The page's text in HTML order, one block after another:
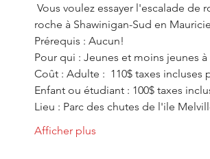
Vous voulez essayer l'escalade de
roche à Shawinigan-Sud en
Prérequis : Aucun!
Pour qui : Jeunes et moins jeunes à
Coût : Adulte :  110$ taxes
Enfant ou étudiant : 100$ taxes
Lieu : Parc des chutes de l'ile
Afficher plus